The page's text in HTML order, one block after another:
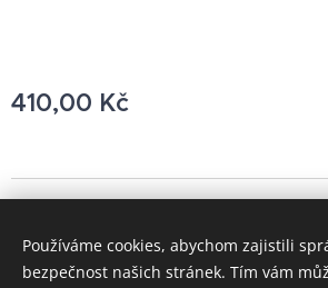
410,00 Kč
Vytvořeno službou Webnode
Používáme cookies, abychom zajistili
bezpečnost našich stránek. Tím vám